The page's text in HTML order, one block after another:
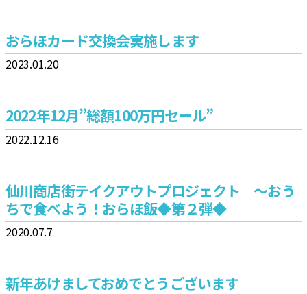
おらほカード交換会実施します
2023.01.20
2022年12月”総額100万円セール”
2022.12.16
仙川商店街テイクアウトプロジェクト ～おう
ちで食べよう！おらほ飯◆第２弾◆
2020.07.7
新年あけましておめでとうございます